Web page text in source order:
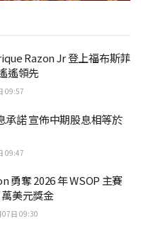
Razon Jr 登上福布斯菲
遙領先
09:57
承諾 宣佈中期股息相等於
09:47
勇奪 2026 年 WSOP 主賽
美元獎金
日 09:30